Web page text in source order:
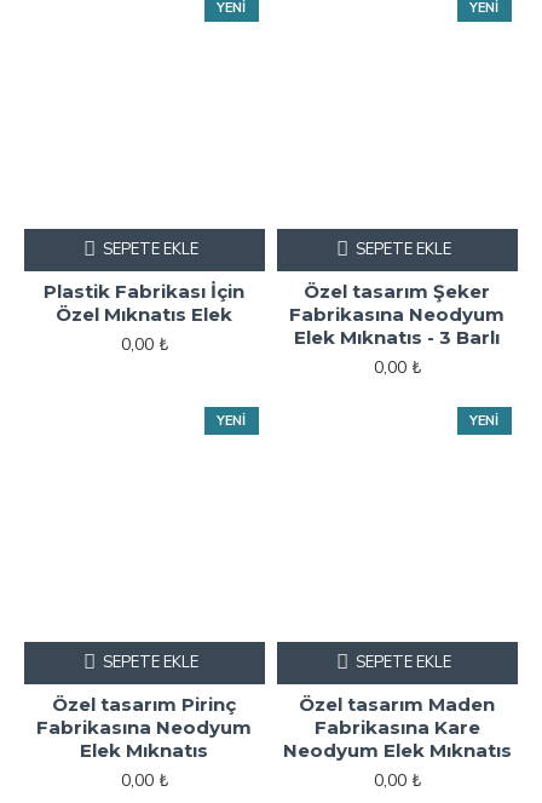
YENI
Plastik Fabrikası İçin
Özel Mıknatıs Elek
0,00 ₺
SEPETE EKLE
YENI
Özel tasarım Şeker
Fabrikasına Neodyum
Elek Mıknatıs - 3 Barlı
0,00 ₺
SEPETE EKLE
YENI
Özel tasarım Pirinç
Fabrikasına Neodyum
Elek Mıknatıs
0,00 ₺
SEPETE EKLE
YENI
Özel tasarım Maden
Fabrikasına Kare
Neodyum Elek Mıknatıs
0,00 ₺
SEPETE EKLE